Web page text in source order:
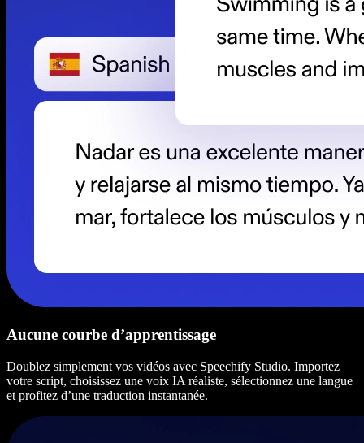
Aucune courbe d’apprentissage
Doublez simplement vos vidéos avec Speechify Studio. Importez
votre script, choisissez une voix IA réaliste, sélectionnez une langue
et profitez d’une traduction instantanée.